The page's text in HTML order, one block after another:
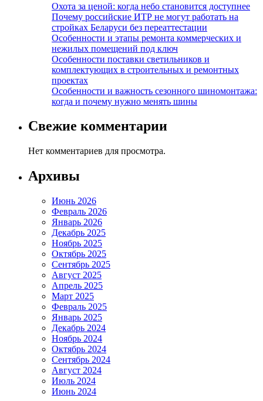
Охота за ценой: когда небо становится доступнее
Почему российские ИТР не могут работать на
стройках Беларуси без переаттестации
Особенности и этапы ремонта коммерческих и
нежилых помещений под ключ
Особенности поставки светильников и
комплектующих в строительных и ремонтных
проектах
Особенности и важность сезонного шиномонтажа:
когда и почему нужно менять шины
Свежие комментарии
Нет комментариев для просмотра.
Архивы
Июнь 2026
Февраль 2026
Январь 2026
Декабрь 2025
Ноябрь 2025
Октябрь 2025
Сентябрь 2025
Август 2025
Апрель 2025
Март 2025
Февраль 2025
Январь 2025
Декабрь 2024
Ноябрь 2024
Октябрь 2024
Сентябрь 2024
Август 2024
Июль 2024
Июнь 2024